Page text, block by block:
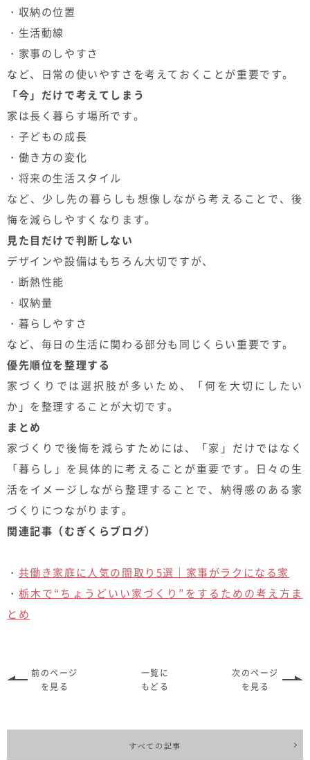
・収納の位置
・生活動線
・家事のしやすさ
など、日常の使いやすさを考えておくことが重要です。
「今」だけで考えてしまう
家は長く暮らす場所です。
・子どもの成長
・働き方の変化
・将来の生活スタイル
など、少し先の暮らしも想像しながら考えることで、後
悔を減らしやすくなります。
見た目だけで判断しない
デザインや設備はもちろん大切ですが、
・断熱性能
・収納量
・暮らしやすさ
など、毎日の生活に関わる部分も同じくらい重要です。
優先順位を整理する
家づくりでは選択肢が多いため、「何を大切にしたい
か」を整理することが大切です。
まとめ
家づくりで後悔を減らすためには、「家」だけではなく
「暮らし」を具体的に考えることが重要です。日々の生
活をイメージしながら整理することで、納得感のある家
づくりにつながります。
関連記事（むぎくらブログ）
・ 共働き家庭に人気の間取り5選｜家事がラクになる家
・栃木で“ちょうどいい家づくり”をするための考え方ま
とめ
前のページ
を見る
一覧に
もどる
次のページ
を見る
すべての記事